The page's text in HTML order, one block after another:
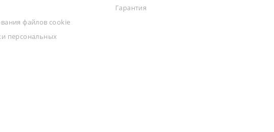
файлов cookie
персональных
Гарантия